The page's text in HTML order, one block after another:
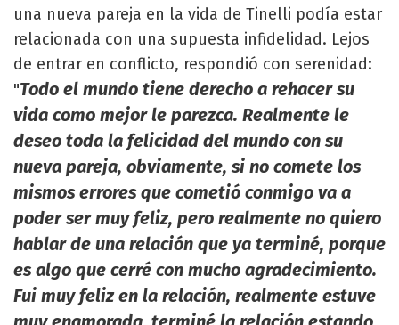
una nueva pareja en la vida de Tinelli podía estar
relacionada con una supuesta infidelidad. Lejos
de entrar en conflicto, respondió con serenidad:
"Todo el mundo tiene derecho a rehacer su
vida como mejor le parezca. Realmente le
deseo toda la felicidad del mundo con su
nueva pareja, obviamente, si no comete los
mismos errores que cometió conmigo va a
poder ser muy feliz, pero realmente no quiero
hablar de una relación que ya terminé, porque
es algo que cerré con mucho agradecimiento.
Fui muy feliz en la relación, realmente estuve